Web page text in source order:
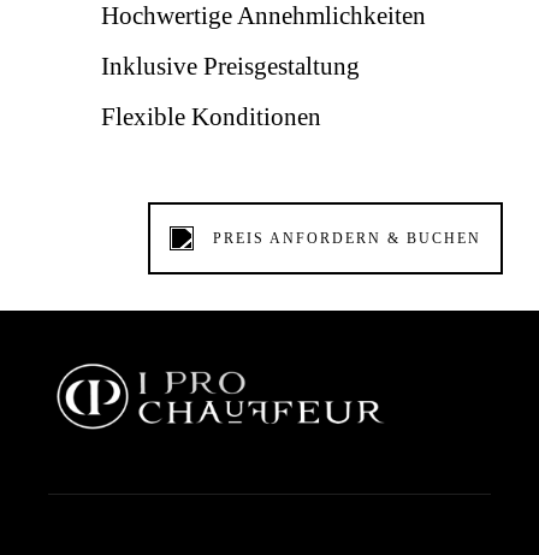
Hochwertige Annehmlichkeiten
Inklusive Preisgestaltung
Flexible Konditionen
PREIS ANFORDERN & BUCHEN